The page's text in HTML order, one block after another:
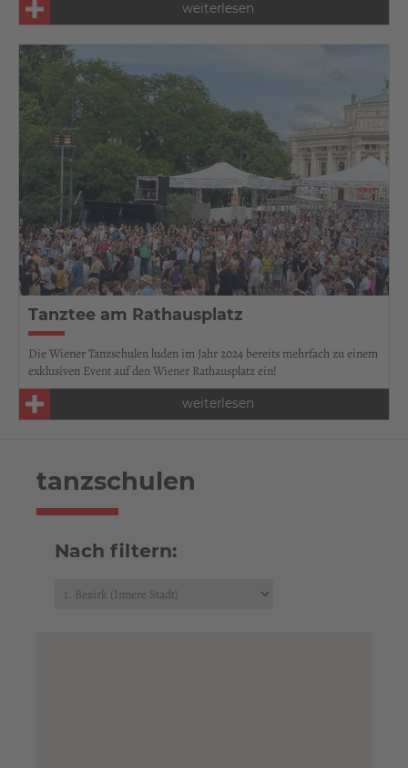
weiterlesen
Tanztee am Rathausplatz
Die Wiener Tanzschulen luden im Jahr 2024 bereits mehrfach zu einem
exklusiven Event auf den Wiener Rathausplatz ein!
weiterlesen
tanzschulen
Nach filtern: